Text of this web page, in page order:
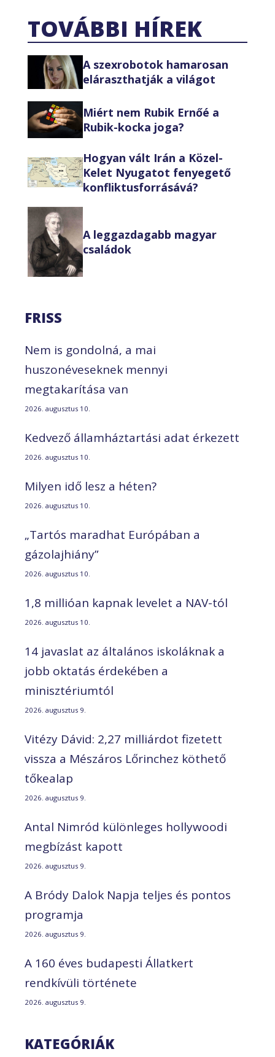
TOVÁBBI HÍREK
A szexrobotok hamarosan
eláraszthatják a világot
Miért nem Rubik Ernőé a
Rubik-kocka joga?
Hogyan vált Irán a Közel-
Kelet Nyugatot fenyegető
konfliktusforrásává?
A leggazdagabb magyar
családok
FRISS
Nem is gondolná, a mai
huszonéveseknek mennyi
megtakarítása van
2026. augusztus 10.
Kedvező államháztartási adat érkezett
2026. augusztus 10.
Milyen idő lesz a héten?
2026. augusztus 10.
„Tartós maradhat Európában a
gázolajhiány”
2026. augusztus 10.
1,8 millióan kapnak levelet a NAV-tól
2026. augusztus 10.
14 javaslat az általános iskoláknak a
jobb oktatás érdekében a
minisztériumtól
2026. augusztus 9.
Vitézy Dávid: 2,27 milliárdot fizetett
vissza a Mészáros Lőrinchez köthető
tőkealap
2026. augusztus 9.
Antal Nimród különleges hollywoodi
megbízást kapott
2026. augusztus 9.
A Bródy Dalok Napja teljes és pontos
programja
2026. augusztus 9.
A 160 éves budapesti Állatkert
rendkívüli története
2026. augusztus 9.
KATEGÓRIÁK